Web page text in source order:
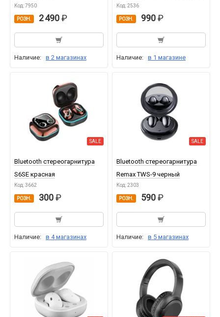
Код: 7950
РОЗН. 2 490
Наличие: в 2 магазинах
Код: 2536
РОЗН. 990
Наличие: в 1 магазине
SALE
Bluetooth стереогарнитура
S6SE красная
Код: 3662
РОЗН. 300
Наличие: в 4 магазинах
SALE
Bluetooth стереогарнитура
Remax TWS-9 черный
Код: 2303
РОЗН. 590
Наличие: в 5 магазинах